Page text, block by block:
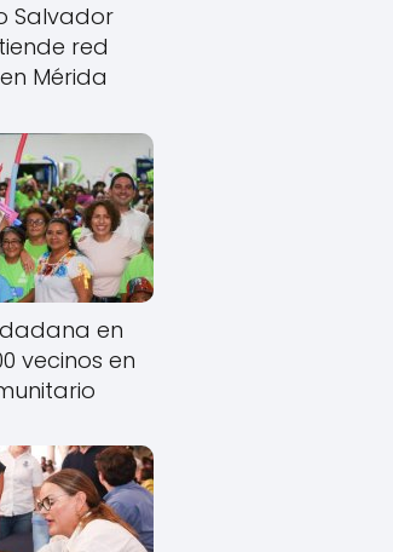
Salvador
red
Mérida
en
vecinos en